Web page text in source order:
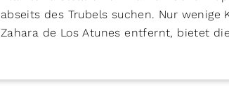
abseits des Trubels suchen. Nur
Zahara de Los Atunes entfernt, bietet
Sandstränden entspannt werden,